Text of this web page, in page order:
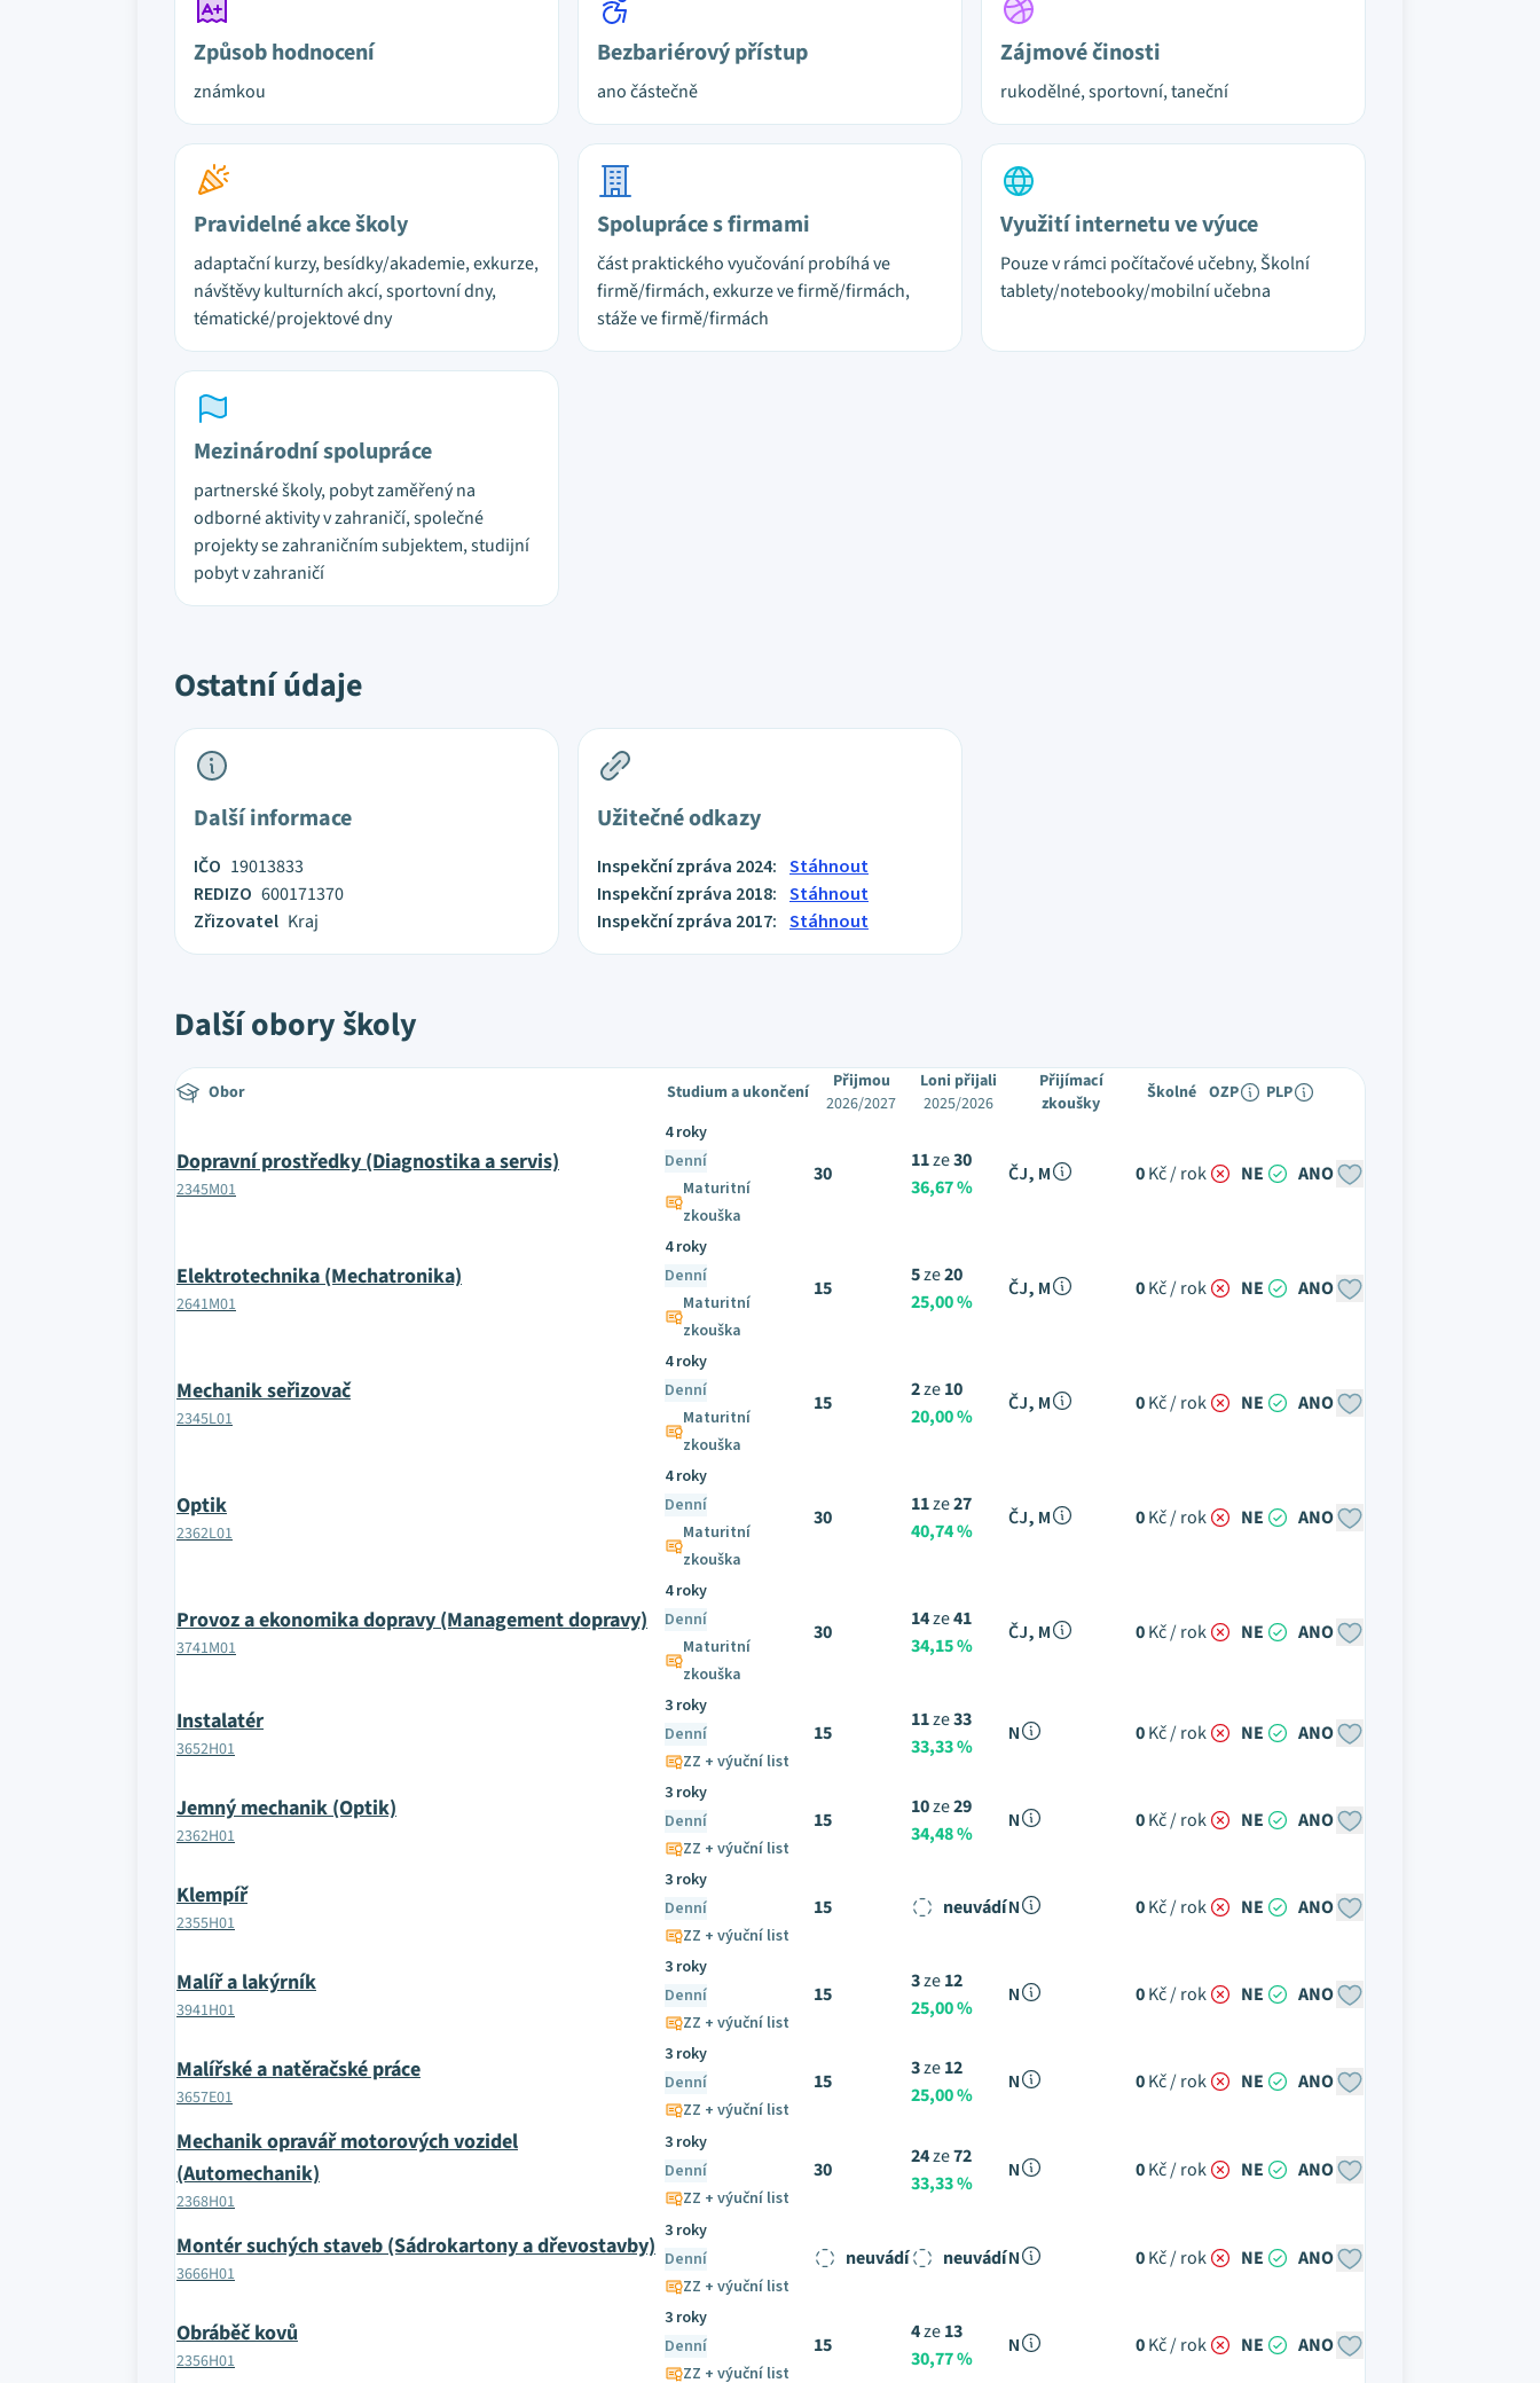
Způsob hodnocení
známkou
Bezbariérový přístup
ano částečně
Zájmové činosti
rukodělné, sportovní, taneční
Pravidelné akce školy
adaptační kurzy, besídky/akademie, exkurze,
návštěvy kulturních akcí, sportovní dny,
tématické/projektové dny
Spolupráce s firmami
část praktického vyučování probíhá ve
firmě/firmách, exkurze ve firmě/firmách,
stáže ve firmě/firmách
Využití internetu ve výuce
Pouze v rámci počítačové učebny, Školní
tablety/notebooky/mobilní učebna
Mezinárodní spolupráce
partnerské školy, pobyt zaměřený na
odborné aktivity v zahraničí, společné
projekty se zahraničním subjektem, studijní
pobyt v zahraničí
Ostatní údaje
Další informace
IČO 19013833
REDIZO 600171370
Zřizovatel Kraj
Užitečné odkazy
Inspekční zpráva 2024: Stáhnout
Inspekční zpráva 2018: Stáhnout
Inspekční zpráva 2017: Stáhnout
Další obory školy
Obor Studium a ukončení
Přijmou
2026/2027
Loni přijali
2025/2026
Přijímací
zkoušky
Školné OZP PLP
Dopravní prostředky (Diagnostika a servis)
2345M01
4 roky
Denní
Maturitní
zkouška
30
11ze30
36,67 %
ČJ, M 0Kč / rok NE ANO
Elektrotechnika (Mechatronika)
2641M01
4 roky
Denní
Maturitní
zkouška
15
5ze20
25,00 %
ČJ, M 0Kč / rok NE ANO
Mechanik seřizovač
2345L01
4 roky
Denní
Maturitní
zkouška
15
2ze10
20,00 %
ČJ, M 0Kč / rok NE ANO
Optik
2362L01
4 roky
Denní
Maturitní
zkouška
30
11ze27
40,74 %
ČJ, M 0Kč / rok NE ANO
Provoz a ekonomika dopravy (Management dopravy)
3741M01
4 roky
Denní
Maturitní
zkouška
30
14ze41
34,15 %
ČJ, M 0Kč / rok NE ANO
Instalatér
3652H01
3 roky
Denní
ZZ + výuční list
15
11ze33
33,33 %
N 0Kč / rok NE ANO
Jemný mechanik (Optik)
2362H01
3 roky
Denní
ZZ + výuční list
15
10ze29
34,48 %
N 0Kč / rok NE ANO
Klempíř
2355H01
3 roky
Denní
ZZ + výuční list
15 neuvádíN 0Kč / rok NE ANO
Malíř a lakýrník
3941H01
3 roky
Denní
ZZ + výuční list
15
3ze12
25,00 %
N 0Kč / rok NE ANO
Malířské a natěračské práce
3657E01
3 roky
Denní
ZZ + výuční list
15
3ze12
25,00 %
N 0Kč / rok NE ANO
Mechanik opravář motorových vozidel
(Automechanik)
2368H01
3 roky
Denní
ZZ + výuční list
30
24ze72
33,33 %
N 0Kč / rok NE ANO
Montér suchých staveb (Sádrokartony a dřevostavby)
3666H01
3 roky
Denní
ZZ + výuční list
neuvádí neuvádíN 0Kč / rok NE ANO
Obráběč kovů
2356H01
3 roky
Denní
ZZ + výuční list
15
4ze13
30,77 %
N 0Kč / rok NE ANO